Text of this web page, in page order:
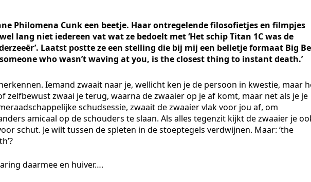
Philomena Cunk een beetje. Haar ontregelende filosofietjes en filmpjes
lang niet iedereen vat wat ze bedoelt met ‘Het schip Titan 1C was de
Laatst postte ze een stelling die bij mij een belletje formaat Big
who wasn’t waving at you, is the closest thing to instant death.’
Iemand zwaait naar je, wellicht ken je de persoon in kwestie, maar
zelfbewust zwaai je terug, waarna de zwaaier op je af komt, maar net als je je
schudsessie, zwaait de zwaaier vlak voor jou af, om
amicaal op de schouders te slaan. Als alles tegenzit kijkt de zwaaier je
schut. Je wilt tussen de spleten in de stoeptegels verdwijnen. Maar: ‘the
daarmee en huiver….